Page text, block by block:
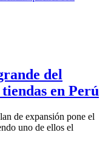
del
en Perú
de expansión pone el
uno de ellos el